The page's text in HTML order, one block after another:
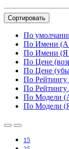
Сортировать
По
По Имени
По Имени (Я
По Цене
По Цене
По
По Рейтингу
По Модели
По Модели
15